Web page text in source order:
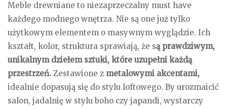
Meble drewniane to niezaprzeczalny must have
każdego modnego wnętrza. Nie są one już tylko
użytkowym elementem o masywnym wyglądzie. Ich
kształt, kolor, struktura sprawiają, że są prawdziwym,
unikalnym dziełem sztuki, które uzupełni każdą
przestrzeń. Zestawione z metalowymi akcentami,
idealnie dopasują się do stylu loftowego. By urozmaicić
salon, jadalnię w stylu boho czy japandi, wystarczy